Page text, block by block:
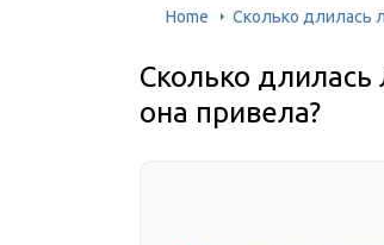
Home Сколько длилась
Сколько длилась
она привела?